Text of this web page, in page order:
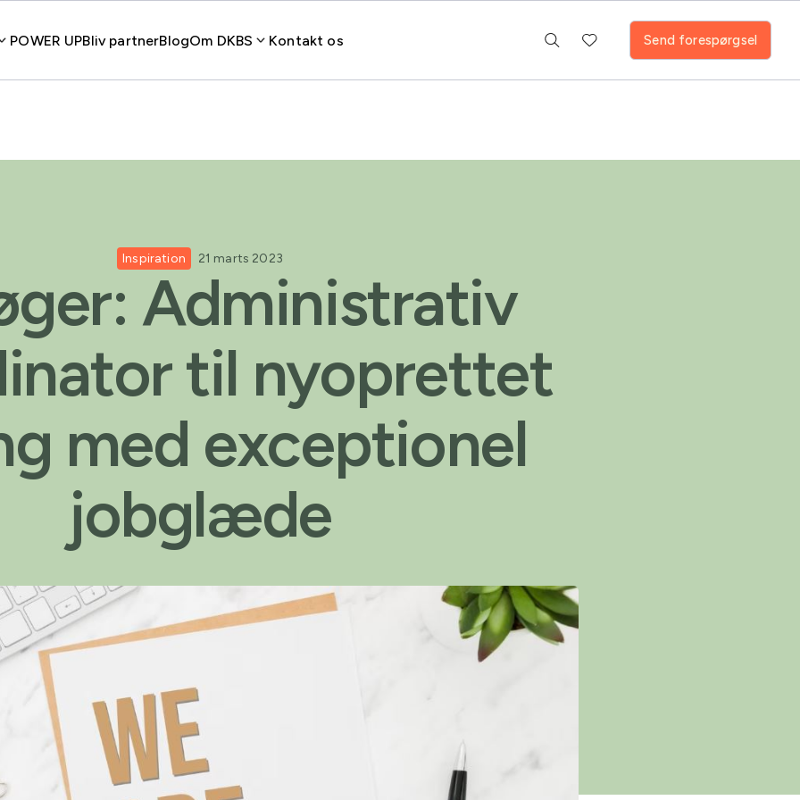
POWER UPBliv partnerBlogOm DKBS Kontakt os Send forespørgsel
Inspiration 21 marts 2023
Administrativ
til nyoprettet
med exceptionel
jobglæde